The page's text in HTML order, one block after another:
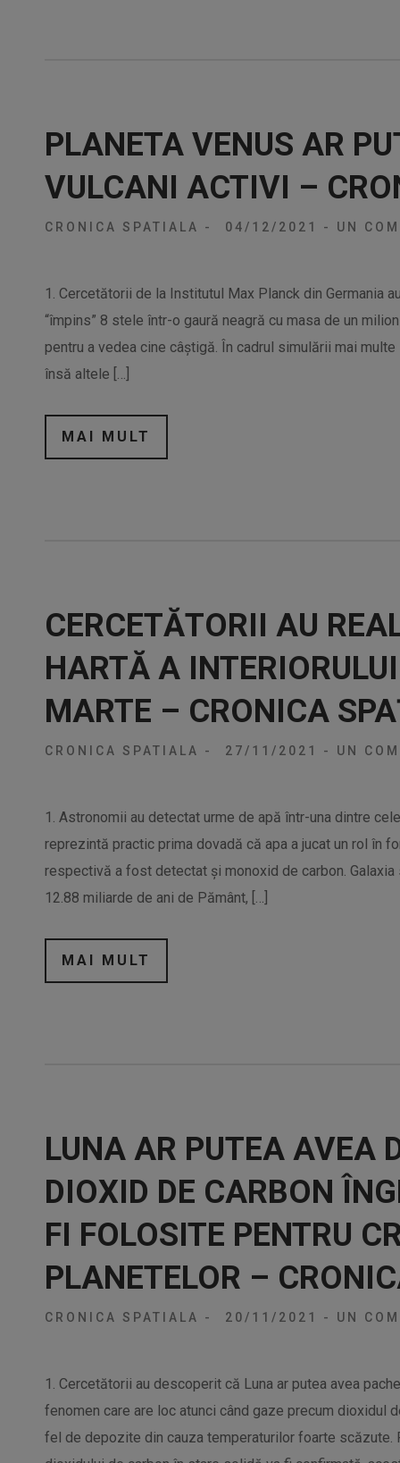
PLANETA VENUS AR
VULCANI ACTIVI –
CRONICA SPATIALA - 04/12/2021 - UN
1. Cercetătorii de la Institutul Max Planck din Germania
“împins” 8 stele într-o gaură neagră cu masa de un
pentru a vedea cine câștigă. În cadrul simulării mai
însă altele […]
MAI MULT
CERCETĂTORII AU
HARTĂ A
MARTE – CRONICA
CRONICA SPATIALA - 27/11/2021 - UN
1. Astronomii au detectat urme de apă într-una dintre
reprezintă practic prima dovadă că apa a jucat un rol în
respectivă a fost detectat și monoxid de carbon.
12.88 miliarde de ani de Pământ, […]
MAI MULT
LUNA AR PUTEA AVEA
DIOXID DE CARBON
FI FOLOSITE PENTRU
PLANETELOR –
CRONICA SPATIALA - 20/11/2021 - UN
1. Cercetătorii au descoperit că Luna ar putea avea
fenomen care are loc atunci când gaze precum dioxidul
fel de depozite din cauza temperaturilor foarte